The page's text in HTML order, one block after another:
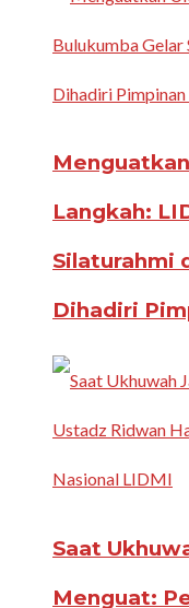
Langkah:
Silaturahmi
Dihadiri
Saat
Menguat: